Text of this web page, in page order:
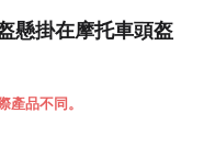
懸掛在摩托車頭盔
產品不同。